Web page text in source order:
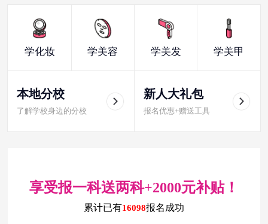
学化妆 学美容 学美发 学美甲
本地分校
了解学校身边的分校
新人大礼包
报名优惠+赠送工具
享受报一科送两科+2000元补贴！
累计已有16098报名成功